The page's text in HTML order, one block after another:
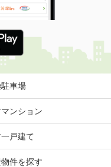
駐車場
ンション
戸建て
件を探す